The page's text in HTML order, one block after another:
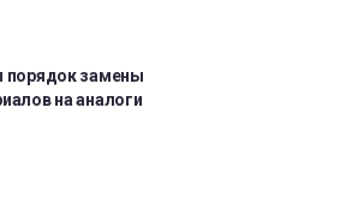
порядок замены
на аналоги